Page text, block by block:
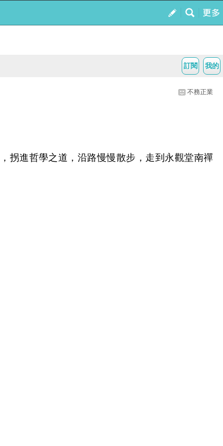
我的
訂閱
不務正業
拐進哲學之道，沿路慢慢散步，走到永觀堂南禪